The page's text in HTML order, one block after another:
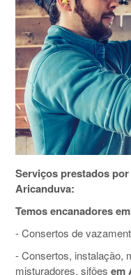
Serviços prestados
Aricanduva‎:
Temos encanadores
- Consertos de
- Consertos, instalação,
misturadores, sifões em